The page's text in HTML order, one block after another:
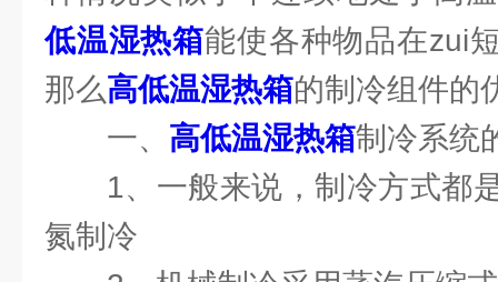
低温湿热箱能使各种物品在zui
那么高低温湿热箱的制冷组件的
一、 高低温湿热箱制冷系统
1、一般来说，制冷方式都
氮制冷